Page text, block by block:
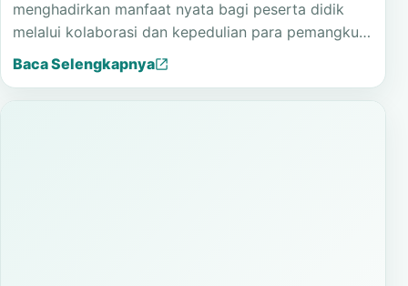
Tana Toraja melalui Program Khitan Gratis
Program Khitan Gratis MTsN 1 Tana Toraja
menghadirkan manfaat nyata bagi peserta didik
melalui kolaborasi dan kepedulian para pemangku…